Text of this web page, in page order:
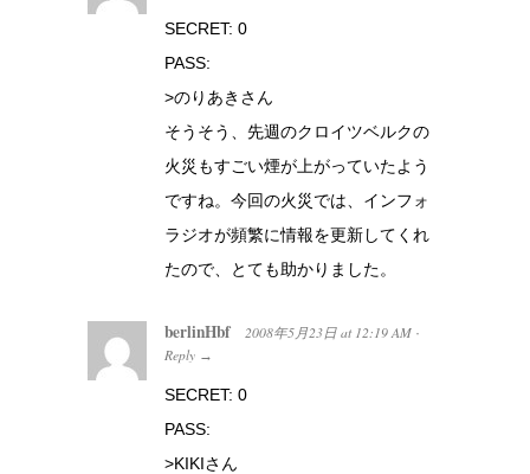
SECRET: 0
PASS:
>のりあきさん
そうそう、先週のクロイツベルクの
火災もすごい煙が上がっていたよう
ですね。今回の火災では、インフォ
ラジオが頻繁に情報を更新してくれ
たので、とても助かりました。
berlinHbf 2008年5月23日 at 12:19 AM ·
Reply →
SECRET: 0
PASS:
>KIKIさん